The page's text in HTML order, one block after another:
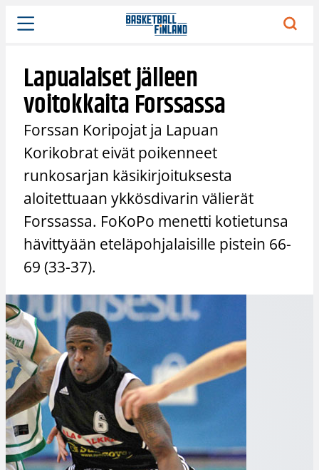
Siirry
sisältöön
Lapualaiset jälleen
voitokkaita Forssassa
Forssan Koripojat ja Lapuan
Korikobrat eivät poikenneet
runkosarjan käsikirjoituksesta
aloitettuaan ykkösdivarin välierät
Forssassa. FoKoPo menetti kotietunsa
hävittyään eteläpohjalaisille pistein 66-
69 (33-37).